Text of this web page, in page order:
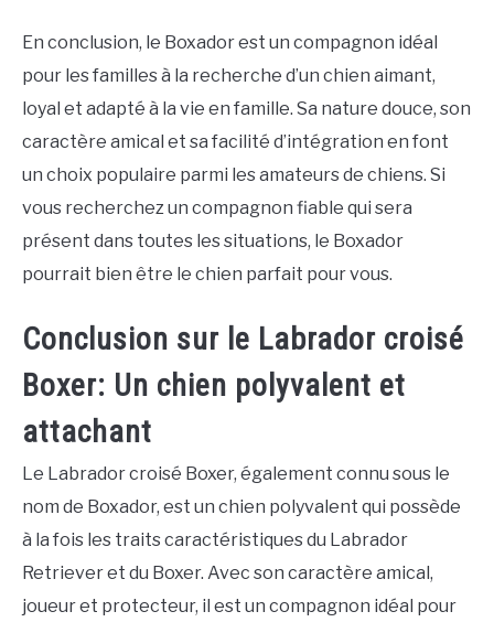
En conclusion, le Boxador est un compagnon idéal
pour les familles à la recherche d’un chien aimant,
loyal et adapté à la vie en famille. Sa nature douce, son
caractère amical et sa facilité d’intégration en font
un choix populaire parmi les amateurs de chiens. Si
vous recherchez un compagnon fiable qui sera
présent dans toutes les situations, le Boxador
pourrait bien être le chien parfait pour vous.
Conclusion sur le Labrador croisé
Boxer: Un chien polyvalent et
attachant
Le Labrador croisé Boxer, également connu sous le
nom de Boxador, est un chien polyvalent qui possède
à la fois les traits caractéristiques du Labrador
Retriever et du Boxer. Avec son caractère amical,
joueur et protecteur, il est un compagnon idéal pour